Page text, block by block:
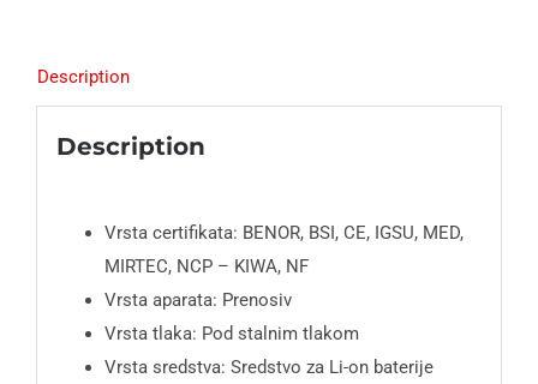
Description
Description
Vrsta certifikata: BENOR, BSI, CE, IGSU, MED,
MIRTEC, NCP – KIWA, NF
Vrsta aparata: Prenosiv
Vrsta tlaka: Pod stalnim tlakom
Vrsta sredstva: Sredstvo za Li-on baterije